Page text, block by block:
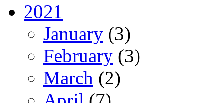
2021
January (3)
February (3)
March (2)